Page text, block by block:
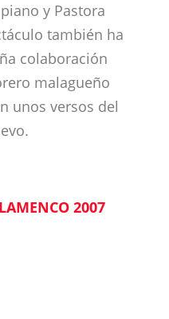
y Pastora
también ha
colaboración
malagueño
unos versos del
2007